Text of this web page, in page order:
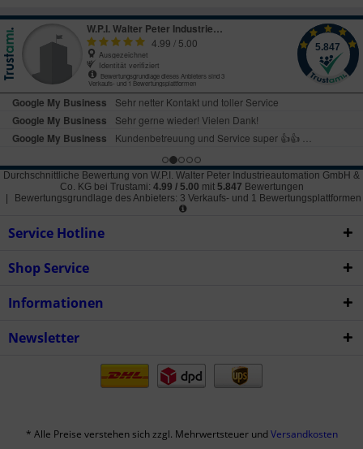
Durchschnittliche Bewertung von W.P.I. Walter Peter Industrieautomation GmbH &
Co. KG bei Trustami: 4.99 / 5.00 mit 5.847 Bewertungen
Bewertungsgrundlage des Anbieters: 3 Verkaufs- und 1 Bewertungsplattformen
Service Hotline
Shop Service
Informationen
Newsletter
* Alle Preise verstehen sich zzgl. Mehrwertsteuer undVersandkosten